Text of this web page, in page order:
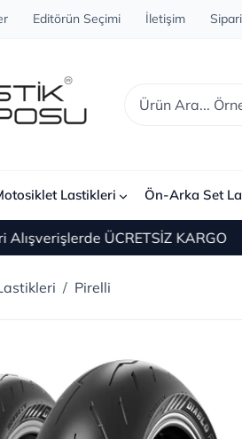
Editörün Seçimi İletişim
Lastikleri Ön-Arka Set
ÜCRETSİZ KARGO Bize
Pirelli